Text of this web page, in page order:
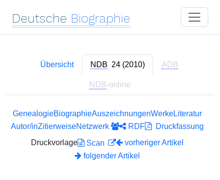
Deutsche Biographie
Übersicht NDB 24 (2010) ADB
NDB-online
GenealogieBiographieAuszeichnungenWerkeLiteratur
Autor/inZitierweiseNetzwerk RDF
Druckfassung
Druckvorlage
Scan
vorheriger Artikel
folgender Artikel